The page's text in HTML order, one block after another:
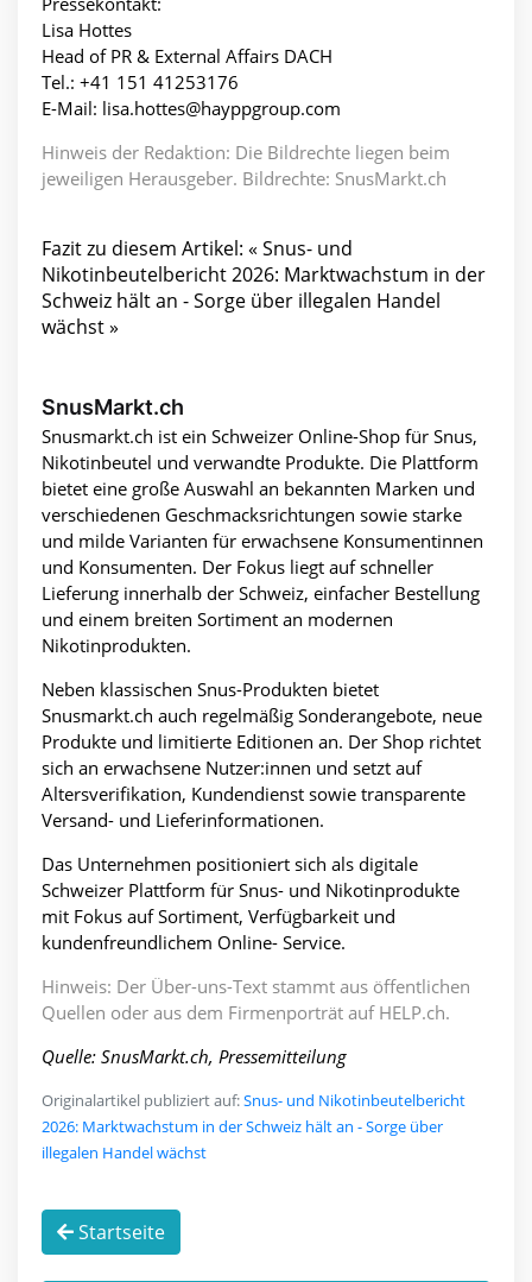
Lisa Hottes
Head of PR & External Affairs DACH
Tel.: +41 151 41253176
E-Mail: lisa.hottes@hayppgroup.com
Hinweis der Redaktion: Die Bildrechte liegen beim
jeweiligen Herausgeber. Bildrechte: SnusMarkt.ch
Fazit zu diesem Artikel: « Snus- und
Nikotinbeutelbericht 2026: Marktwachstum in der
Schweiz hält an - Sorge über illegalen Handel
wächst »
SnusMarkt.ch
Snusmarkt.ch ist ein Schweizer Online-Shop für Snus,
Nikotinbeutel und verwandte Produkte. Die Plattform
bietet eine große Auswahl an bekannten Marken und
verschiedenen Geschmacksrichtungen sowie starke
und milde Varianten für erwachsene Konsumentinnen
und Konsumenten. Der Fokus liegt auf schneller
Lieferung innerhalb der Schweiz, einfacher Bestellung
und einem breiten Sortiment an modernen
Nikotinprodukten.
Neben klassischen Snus-Produkten bietet
Snusmarkt.ch auch regelmäßig Sonderangebote, neue
Produkte und limitierte Editionen an. Der Shop richtet
sich an erwachsene Nutzer:innen und setzt auf
Altersverifikation, Kundendienst sowie transparente
Versand- und Lieferinformationen.
Das Unternehmen positioniert sich als digitale
Schweizer Plattform für Snus- und Nikotinprodukte
mit Fokus auf Sortiment, Verfügbarkeit und
kundenfreundlichem Online- Service.
Hinweis: Der Über-uns-Text stammt aus öffentlichen
Quellen oder aus dem Firmenporträt auf HELP.ch.
Quelle: SnusMarkt.ch, Pressemitteilung
Originalartikel publiziert auf:Snus- und Nikotinbeutelbericht
2026: Marktwachstum in der Schweiz hält an - Sorge über
illegalen Handel wächst
Startseite